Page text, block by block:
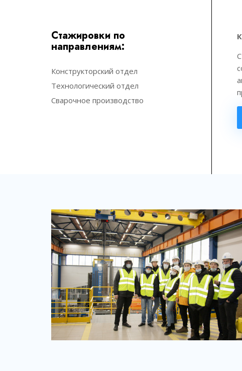
Стажировки по
направлениям:
Конструкторский отдел
Технологический отдел
Сварочное производство